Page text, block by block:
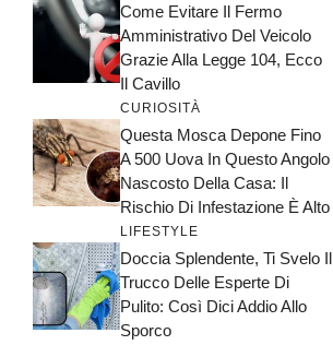
Come Evitare Il Fermo
Amministrativo Del Veicolo
Grazie Alla Legge 104, Ecco
Il Cavillo
CURIOSITÀ
Questa Mosca Depone Fino
A 500 Uova In Questo Angolo
Nascosto Della Casa: Il
Rischio Di Infestazione È Alto
LIFESTYLE
Doccia Splendente, Ti Svelo Il
Trucco Delle Esperte Di
Pulito: Così Dici Addio Allo
Sporco